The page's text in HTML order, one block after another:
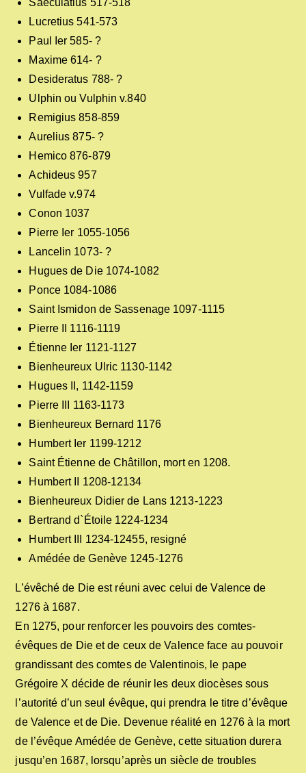
Saeculatius 517-518
Lucretius 541-573
Paul Ier 585- ?
Maxime 614- ?
Desideratus 788- ?
Ulphin ou Vulphin v.840
Remigius 858-859
Aurelius 875- ?
Hemico 876-879
Achideus 957
Vulfade v.974
Conon 1037
Pierre Ier 1055-1056
Lancelin 1073- ?
Hugues de Die 1074-1082
Ponce 1084-1086
Saint Ismidon de Sassenage 1097-1115
Pierre II 1116-1119
Étienne Ier 1121-1127
Bienheureux Ulric 1130-1142
Hugues II, 1142-1159
Pierre III 1163-1173
Bienheureux Bernard 1176
Humbert Ier 1199-1212
Saint Étienne de Châtillon, mort en 1208.
Humbert II 1208-12134
Bienheureux Didier de Lans 1213-1223
Bertrand d`Étoile 1224-1234
Humbert III 1234-12455, resigné
Amédée de Genève 1245-1276
L’évêché de Die est réuni avec celui de Valence de
1276 à 1687.
En 1275, pour renforcer les pouvoirs des comtes-
évêques de Die et de ceux de Valence face au pouvoir
grandissant des comtes de Valentinois, le pape
Grégoire X décide de réunir les deux diocèses sous
l’autorité d’un seul évêque, qui prendra le titre d’évêque
de Valence et de Die. Devenue réalité en 1276 à la mort
de l’évêque Amédée de Genève, cette situation durera
jusqu’en 1687, lorsqu’après un siècle de troubles